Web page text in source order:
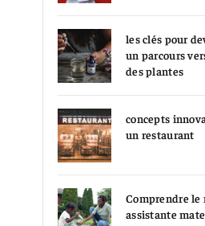
les clés pour
un parcours
des plantes
concepts
un restaurant
Comprendre le
assistante